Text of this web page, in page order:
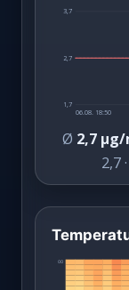
1,7
2,7
3,7
06.08. 18:50
Ø 2,7 µg/
2,7
00